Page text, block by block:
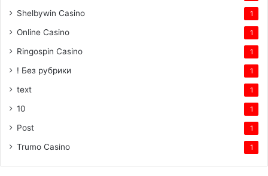
Shelbywin Casino 1
Online Casino 1
Ringospin Casino 1
! Без рубрики 1
text 1
10 1
Post 1
Trumo Casino 1